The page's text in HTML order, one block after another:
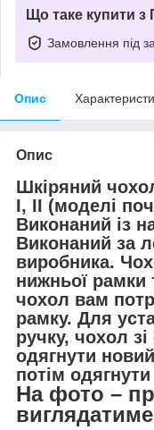
Що таке купити з
Замовлення під
Опис
Опис
Шкіряний
I, II (моделі
Виконаний із
Виконаний за
виробника.
нижньої рамки
чохол вам
рамку. Для
ручку, чохол
одягнути
потім
На фото –